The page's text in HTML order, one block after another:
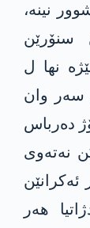
نینە،
سنۆرێن
نها ل
سەر وان
دەرباس
نەتەوی
هەر